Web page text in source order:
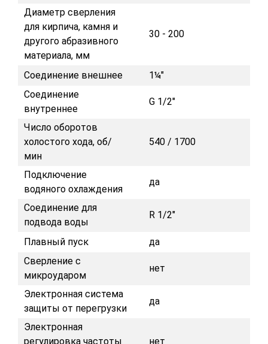
Диаметр сверления
для кирпича, камня и
другого абразивного
материала, мм
30 - 200
Соединение внешнее
1¼"
Соединение
внутреннее
G 1/2"
Число оборотов
холостого хода, об/
мин
540 / 1700
Подключение
водяного охлаждения
да
Соединение для
подвода воды
R 1/2"
Плавный пуск
да
Сверление с
микроударом
нет
Электронная система
защиты от перегрузки
да
Электронная
регулировка частоты
нет